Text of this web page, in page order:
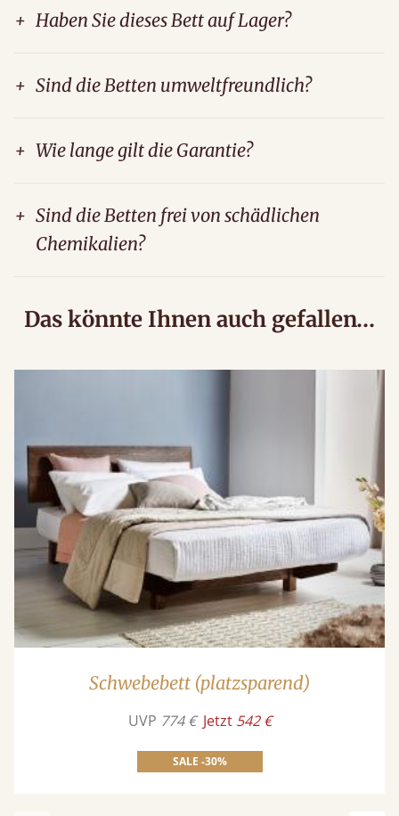
+ Haben Sie dieses Bett auf Lager?
+ Sind die Betten umweltfreundlich?
+ Wie lange gilt die Garantie?
+ Sind die Betten frei von schädlichen
Chemikalien?
Das könnte Ihnen auch gefallen…
Schwebebett (platzsparend)
UVP 774 € Jetzt 542 €
SALE -30%